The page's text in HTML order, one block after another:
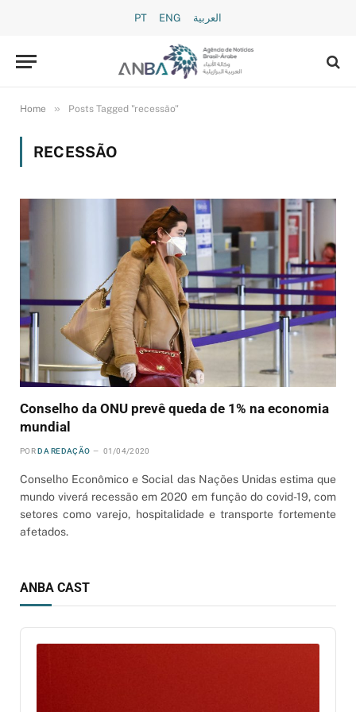
PT ENG العربية
Home » Posts Tagged "recessão"
RECESSÃO
Conselho da ONU prevê queda de 1% na economia
mundial
POR DA REDAÇÃO 01/04/2020
Conselho Econômico e Social das Nações Unidas estima que
mundo viverá recessão em 2020 em função do covid-19, com
setores como varejo, hospitalidade e transporte fortemente
afetados.
ANBA CAST
Audio
Player